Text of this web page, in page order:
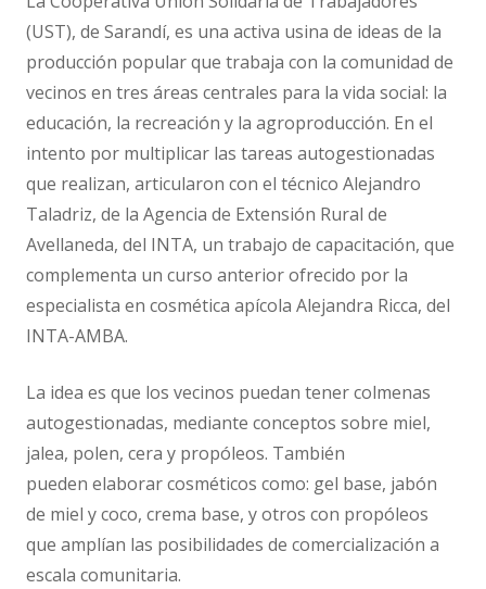
(UST), de Sarandí, es una activa usina de ideas de la
producción popular que trabaja con la comunidad de
vecinos en tres áreas centrales para la vida social: la
educación, la recreación y la agroproducción. En el
intento por multiplicar las tareas autogestionadas
que realizan, articularon con el técnico Alejandro
Taladriz, de la Agencia de Extensión Rural de
Avellaneda, del INTA, un trabajo de capacitación, que
complementa un curso anterior ofrecido por la
especialista en cosmética apícola Alejandra Ricca, del
INTA-AMBA.
La idea es que los vecinos puedan tener colmenas
autogestionadas, mediante conceptos sobre miel,
jalea, polen, cera y propóleos. También
pueden elaborar cosméticos como: gel base, jabón
de miel y coco, crema base, y otros con propóleos
que amplían las posibilidades de comercialización a
escala comunitaria.